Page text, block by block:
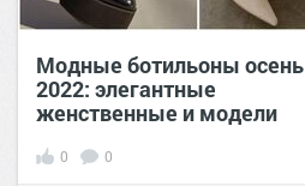
Модные ботильоны осень
2022: элегантные
женственные и модели
0 0